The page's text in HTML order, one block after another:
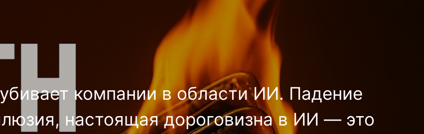
Категории
компании в области ИИ. Падение
настоящая дороговизна в ИИ — это